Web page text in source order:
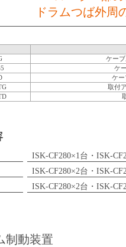
ドラムつば外周
ケー
ケ
ケー
取付
ISK-CF280×1台・ISK-
ISK-CF280×2台・ISK-
ISK-CF280×2台・ISK-
制動装置